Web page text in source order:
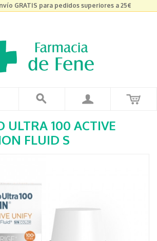
GRATIS para pedidos superiores a 25€
ULTRA 100 ACTIVE
FLUID S